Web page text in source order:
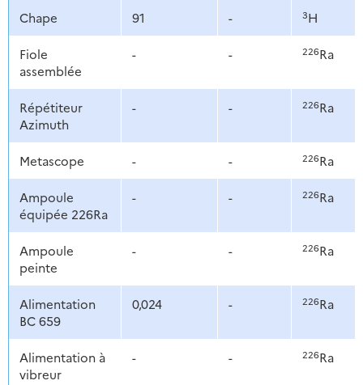
Chape 91 - 3H
Fiole
assemblée
- - 226Ra
Répétiteur
Azimuth
- - 226Ra
Metascope - - 226Ra
Ampoule
équipée 226Ra
- - 226Ra
Ampoule
peinte
- - 226Ra
Alimentation
BC 659
0,024 - 226Ra
Alimentation à
vibreur
- - 226Ra